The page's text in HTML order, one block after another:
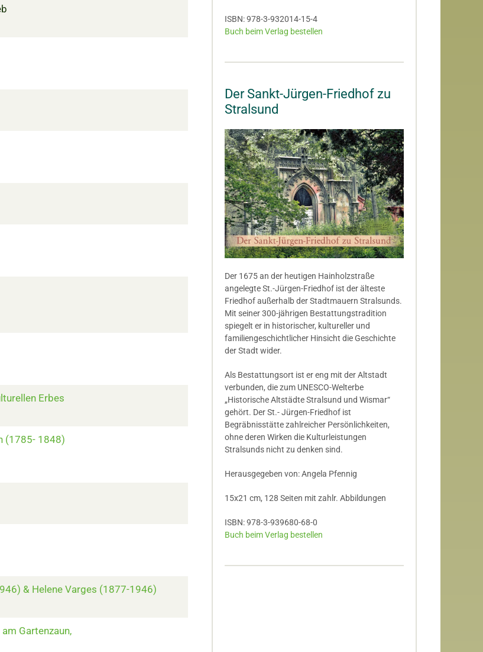
Erbes
(1785- 1848)
& Helene Varges (1877-1946)
Gartenzaun,
ISBN: 978-3-932014-15-4
Buch beim Verlag bestellen
Der Sankt-Jürgen-Friedhof zu
Stralsund
Der 1675 an der heutigen Hainholzstraße
angelegte St.-Jürgen-Friedhof ist der älteste
Friedhof außerhalb der Stadtmauern Stralsunds.
Mit seiner 300-jährigen Bestattungstradition
spiegelt er in historischer, kultureller und
familiengeschichtlicher Hinsicht die Geschichte
der Stadt wider.
Als Bestattungsort ist er eng mit der Altstadt
verbunden, die zum UNESCO-Welterbe
„Historische Altstädte Stralsund und Wismar“
gehört. Der St.- Jürgen-Friedhof ist
Begräbnisstätte zahlreicher Persönlichkeiten,
ohne deren Wirken die Kulturleistungen
Stralsunds nicht zu denken sind.
Herausgegeben von: Angela Pfennig
15x21 cm, 128 Seiten mit zahlr. Abbildungen
ISBN: 978-3-939680-68-0
Buch beim Verlag bestellen